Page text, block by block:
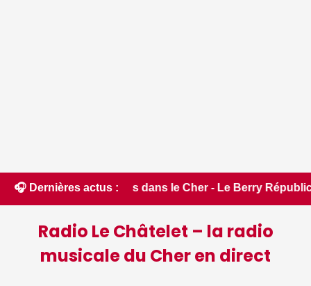
🎧 Dernières actus :
dans le Cher - Le Berry Républicain • 📰
Radio Le Châtelet – la radio
musicale du Cher en direct